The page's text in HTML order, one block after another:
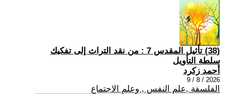
(38) تأثيل المقدس 7 : من نقد التراث إلى تفكيك
سلطة التأويل
أحمد زكرد
2026 / 8 / 9
الفلسفة ,علم النفس , وعلم الاجتماع